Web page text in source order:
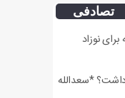
تصادفی
نوزاد
داشت؟ *سعدالله